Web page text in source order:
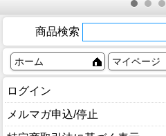
継品)
（TL385型
用）
商品検索
ホーム マイページ
ログイン
メルマガ申込/停止